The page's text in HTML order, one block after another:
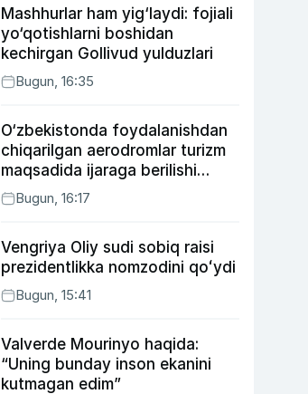
Mashhurlar ham yig‘laydi: fojiali
yo‘qotishlarni boshidan
kechirgan Gollivud yulduzlari
Bugun, 16:35
O‘zbekistonda foydalanishdan
chiqarilgan aerodromlar turizm
maqsadida ijaraga berilishi
mumkin
Bugun, 16:17
Vengriya Oliy sudi sobiq raisi
prezidentlikka nomzodini qoʻydi
Bugun, 15:41
Valverde Mourinyo haqida:
“Uning bunday inson ekanini
kutmagan edim”